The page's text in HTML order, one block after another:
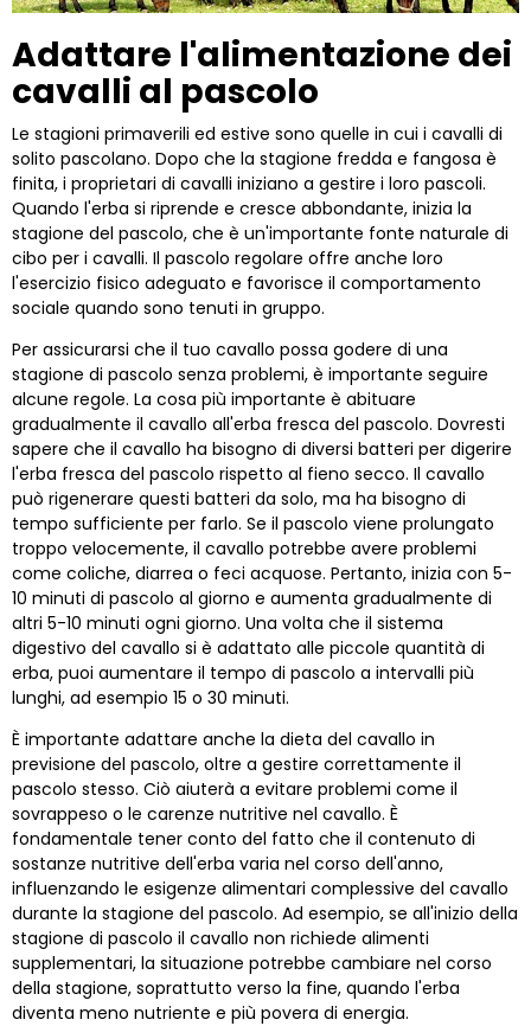
Adattare l'alimentazione dei
cavalli al pascolo
Le stagioni primaverili ed estive sono quelle in cui i cavalli di
solito pascolano. Dopo che la stagione fredda e fangosa è
finita, i proprietari di cavalli iniziano a gestire i loro pascoli.
Quando l'erba si riprende e cresce abbondante, inizia la
stagione del pascolo, che è un'importante fonte naturale di
cibo per i cavalli. Il pascolo regolare offre anche loro
l'esercizio fisico adeguato e favorisce il comportamento
sociale quando sono tenuti in gruppo.
Per assicurarsi che il tuo cavallo possa godere di una
stagione di pascolo senza problemi, è importante seguire
alcune regole. La cosa più importante è abituare
gradualmente il cavallo all'erba fresca del pascolo. Dovresti
sapere che il cavallo ha bisogno di diversi batteri per digerire
l'erba fresca del pascolo rispetto al fieno secco. Il cavallo
può rigenerare questi batteri da solo, ma ha bisogno di
tempo sufficiente per farlo. Se il pascolo viene prolungato
troppo velocemente, il cavallo potrebbe avere problemi
come coliche, diarrea o feci acquose. Pertanto, inizia con 5-
10 minuti di pascolo al giorno e aumenta gradualmente di
altri 5-10 minuti ogni giorno. Una volta che il sistema
digestivo del cavallo si è adattato alle piccole quantità di
erba, puoi aumentare il tempo di pascolo a intervalli più
lunghi, ad esempio 15 o 30 minuti.
È importante adattare anche la dieta del cavallo in
previsione del pascolo, oltre a gestire correttamente il
pascolo stesso. Ciò aiuterà a evitare problemi come il
sovrappeso o le carenze nutritive nel cavallo. È
fondamentale tener conto del fatto che il contenuto di
sostanze nutritive dell'erba varia nel corso dell'anno,
influenzando le esigenze alimentari complessive del cavallo
durante la stagione del pascolo. Ad esempio, se all'inizio della
stagione di pascolo il cavallo non richiede alimenti
supplementari, la situazione potrebbe cambiare nel corso
della stagione, soprattutto verso la fine, quando l'erba
diventa meno nutriente e più povera di energia.